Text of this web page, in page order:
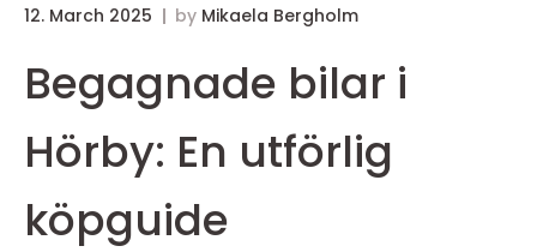
12. March 2025 by Mikaela Bergholm
Begagnade bilar i
Hörby: En utförlig
köpguide